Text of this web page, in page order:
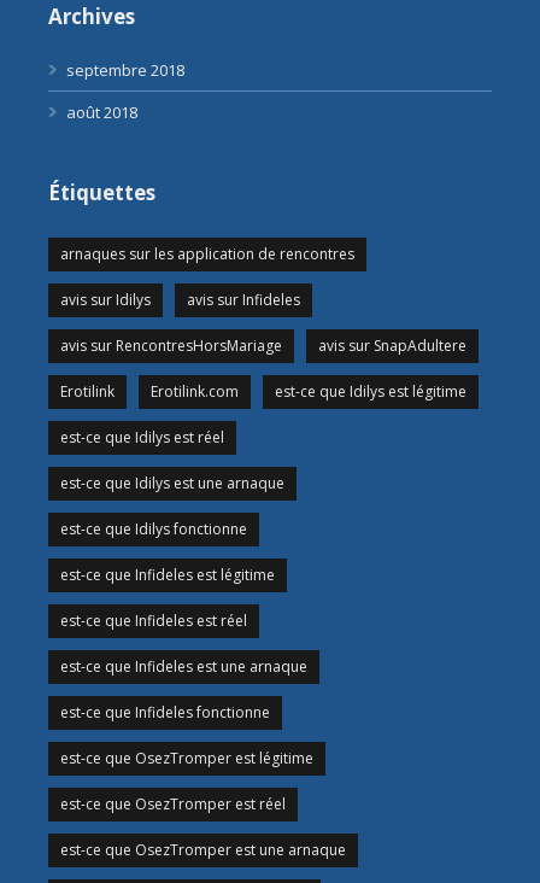
Archives
septembre 2018
août 2018
Étiquettes
arnaques sur les application de rencontres
avis sur Idilys avis sur Infideles
avis sur RencontresHorsMariage avis sur SnapAdultere
Erotilink Erotilink.com est-ce que Idilys est légitime
est-ce que Idilys est réel
est-ce que Idilys est une arnaque
est-ce que Idilys fonctionne
est-ce que Infideles est légitime
est-ce que Infideles est réel
est-ce que Infideles est une arnaque
est-ce que Infideles fonctionne
est-ce que OsezTromper est légitime
est-ce que OsezTromper est réel
est-ce que OsezTromper est une arnaque